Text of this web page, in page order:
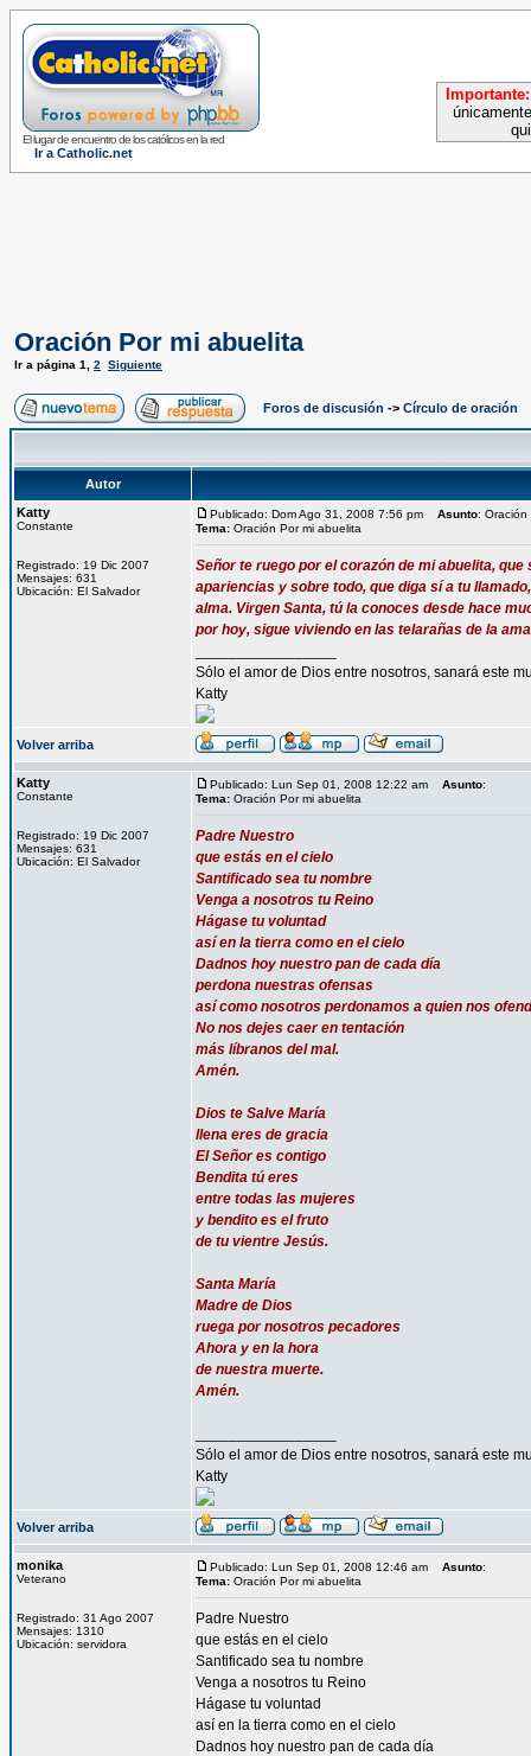
El lugar de encuentro de los católicos en la red
Ir a Catholic.net
Importante:
Oración Por mi abuelita
Ir a página 1 2 Siguiente
Foros de discusión -> Círculo de oración
Autor
Katty
Constante
Registrado: 19 Dic 2007
Mensajes: 631
Ubicación: El Salvador
Publicado: Dom Ago 31, 2008 7:56 pm Asunto: Oración
Tema: Oración Por mi abuelita
Señor te ruego por el corazón de mi abuelita,
apariencias y sobre todo, que diga sí a tu
alma. Virgen Santa, tú la conoces desde hace
por hoy, sigue viviendo en las telarañas de la
Sólo el amor de Dios entre nosotros, sanará este
Katty
Volver arriba
Katty
Constante
Registrado: 19 Dic 2007
Mensajes: 631
Ubicación: El Salvador
Publicado: Lun Sep 01, 2008 12:22 am Asunto:
Tema: Oración Por mi abuelita
Padre Nuestro
que estás en el cielo
Santificado sea tu nombre
Venga a nosotros tu Reino
Hágase tu voluntad
así en la tierra como en el cielo
Dadnos hoy nuestro pan de cada día
perdona nuestras ofensas
así como nosotros perdonamos a quien nos
No nos dejes caer en tentación
más líbranos del mal.
Amén.
Dios te Salve María
llena eres de gracia
El Señor es contigo
Bendita tú eres
entre todas las mujeres
y bendito es el fruto
de tu vientre Jesús.
Santa María
Madre de Dios
ruega por nosotros pecadores
Ahora y en la hora
de nuestra muerte.
Amén.
Sólo el amor de Dios entre nosotros, sanará este
Katty
Volver arriba
monika
Veterano
Registrado: 31 Ago 2007
Mensajes: 1310
Ubicación: servidora
Publicado: Lun Sep 01, 2008 12:46 am Asunto:
Tema: Oración Por mi abuelita
Padre Nuestro
que estás en el cielo
Santificado sea tu nombre
Venga a nosotros tu Reino
Hágase tu voluntad
así en la tierra como en el cielo
Dadnos hoy nuestro pan de cada día